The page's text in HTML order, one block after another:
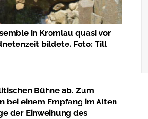
in Kromlau quasi vor
bildete. Foto: Till
Bühne ab. Zum
bei einem Empfang im Alten
der Einweihung des